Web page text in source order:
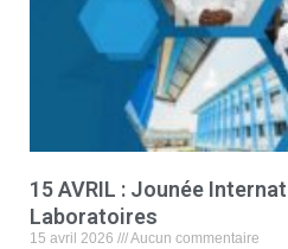
15 AVRIL : Jounée
Laboratoires
15 avril 2026 Aucun commentaire